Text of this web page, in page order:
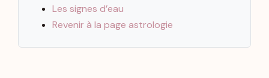
Les signes d’eau
Revenir à la page astrologie